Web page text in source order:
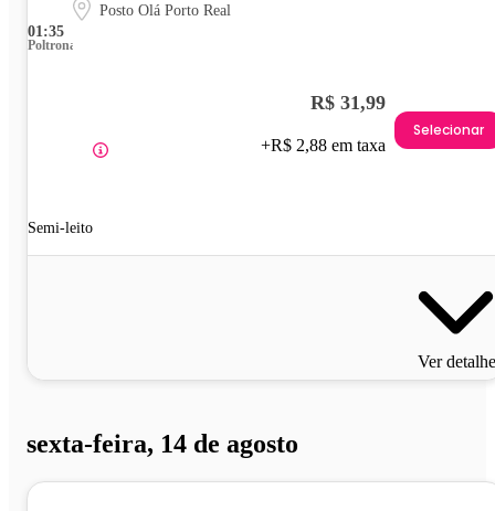
01:35
Posto Olá Porto Real
Poltrona
Semi-leito
R$ 31,99
+R$ 2,88 em taxa
Selecionar
Ver
sexta-feira, 14 de agosto